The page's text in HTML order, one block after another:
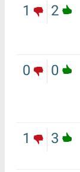
2
1
0
0
3
1